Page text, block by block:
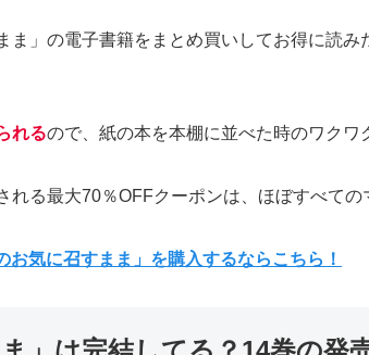
ま」の電子書籍をまとめ買いしてお得に読み
れるので、紙の本を本棚に並べた時のワクワ
れる最大70％OFFクーポンは、ほぼすべて
お気に召すまま」を購入するならこちら！